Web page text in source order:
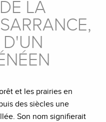
LA
D'UN
et les prairies en
des siècles une
Son nom signifierait